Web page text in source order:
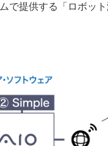
提供する「ロボット